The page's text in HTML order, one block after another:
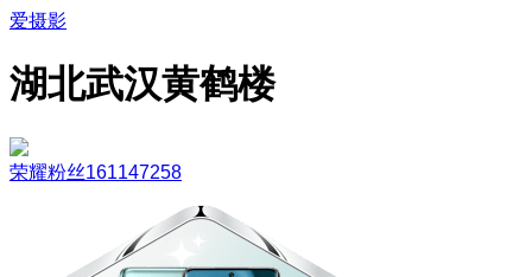
爱摄影
湖北武汉黄鹤楼
荣耀粉丝161147258